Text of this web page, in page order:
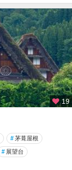
19
#茅葺屋根
# 展望台